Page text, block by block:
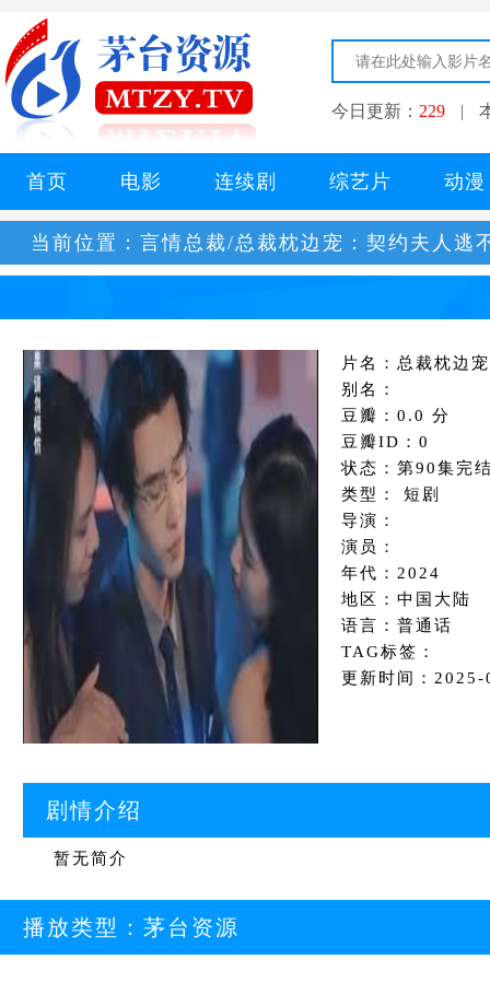
今日更新： 229 |
首页 电影 连续剧 综艺片 动漫
当前位置： 言情总裁/总裁枕边宠：契约夫人逃
片名：总裁枕边
别名：
豆瓣：0.0 分
豆瓣ID：0
状态：第90集完
类型： 短剧
导演：
演员：
年代：2024
地区：中国大陆
语言：普通话
TAG标签：
更新时间：
剧情介绍
暂无简介
播放类型： 茅台资源